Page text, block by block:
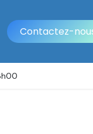
Contactez-